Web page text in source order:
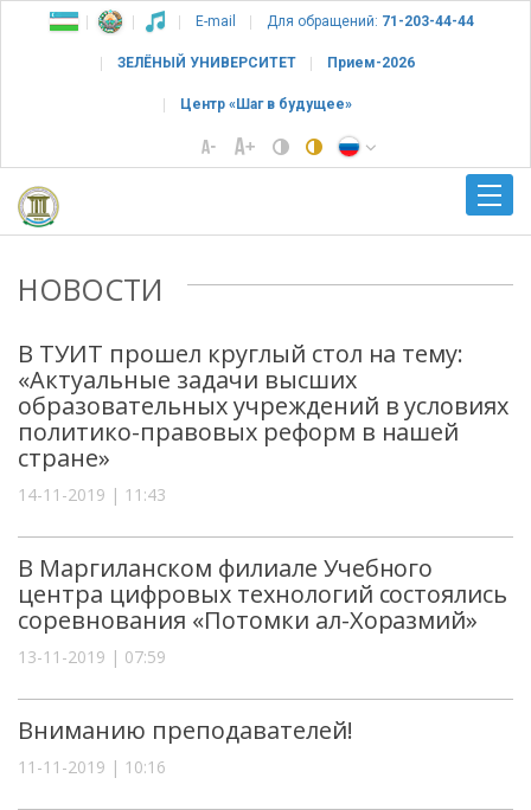
E-mail Для обращений: 71-203-44-44
ЗЕЛЁНЫЙ УНИВЕРСИТЕТ Прием-2026
Центр «Шаг в будущее»
НОВОСТИ
В ТУИТ прошел круглый стол на тему:
«Актуальные задачи высших
образовательных учреждений в условиях
политико-правовых реформ в нашей
стране»
14-11-2019 | 11:43
В Маргиланском филиале Учебного
центра цифровых технологий состоялись
соревнования «Потомки ал-Хоразмий»
13-11-2019 | 07:59
Вниманию преподавателей!
11-11-2019 | 10:16